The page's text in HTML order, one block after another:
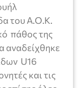
του Α.Ο.Κ.
πάθος της
αναδείχθηκε
U16
και τις